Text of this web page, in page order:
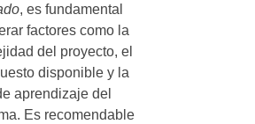
, es fundamental
factores como la
del proyecto, el
disponible y la
aprendizaje del
Es recomendable